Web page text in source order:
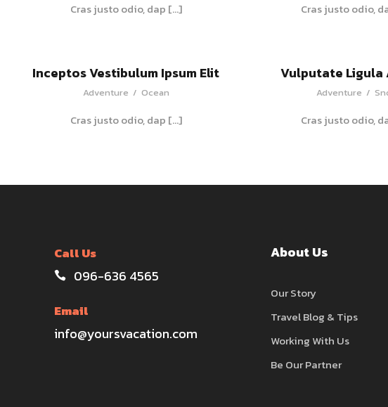
Cras justo odio, dap […] Cras justo odio,
Inceptos Vestibulum Ipsum Elit
Adventure / Ocean
Cras justo odio, dap […]
Vulputate Ligula
Adventure /
Cras justo odio,
Call Us
096-636 4565
Email
info@yoursvacation.com
About Us
Our Story
Travel Blog & Tips
Working With Us
Be Our Partner